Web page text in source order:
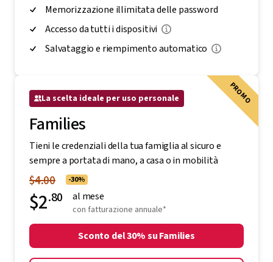
Memorizzazione illimitata delle password
Accesso da tutti i dispositivi
Salvataggio e riempimento automatico
PROMO
La scelta ideale per uso personale
Families
Tieni le credenziali della tua famiglia al sicuro e
sempre a portata di mano, a casa o in mobilità
$4.00 -30%
$2.80 al mese
con fatturazione annuale*
Sconto del 30% su Families